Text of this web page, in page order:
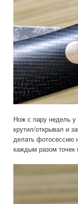
Нож с пару недель у
крутил/открывал и
делать фотосессию
каждым разом